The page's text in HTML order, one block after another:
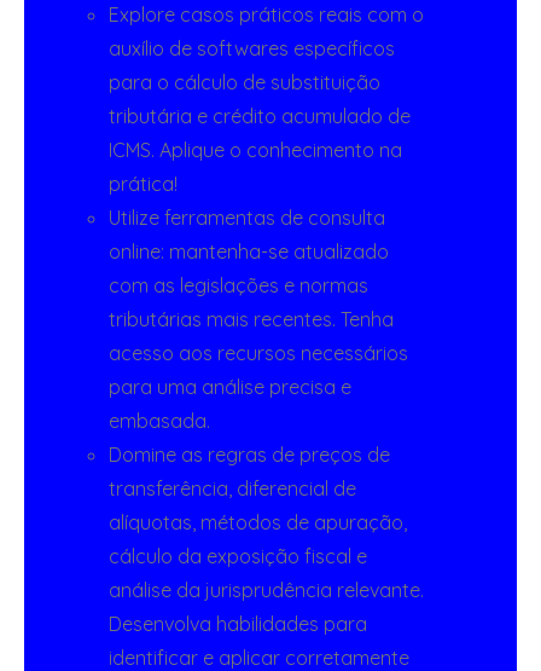
Explore casos práticos reais com o
auxílio de softwares específicos
para o cálculo de substituição
tributária e crédito acumulado de
ICMS. Aplique o conhecimento na
prática!
Utilize ferramentas de consulta
online: mantenha-se atualizado
com as legislações e normas
tributárias mais recentes. Tenha
acesso aos recursos necessários
para uma análise precisa e
embasada.
Domine as regras de preços de
transferência, diferencial de
alíquotas, métodos de apuração,
cálculo da exposição fiscal e
análise da jurisprudência relevante.
Desenvolva habilidades para
identificar e aplicar corretamente